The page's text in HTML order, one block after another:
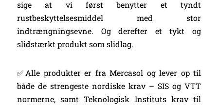
sige at vi først benytter et tyndt
rustbeskyttelsesmiddel med stor
indtrængningsevne. Og derefter et tykt og
slidstærkt produkt som slidlag.
✅Alle produkter er fra Mercasol og lever op til
både de strengeste nordiske krav – SIS og VTT
normerne, samt Teknologisk Instituts krav til